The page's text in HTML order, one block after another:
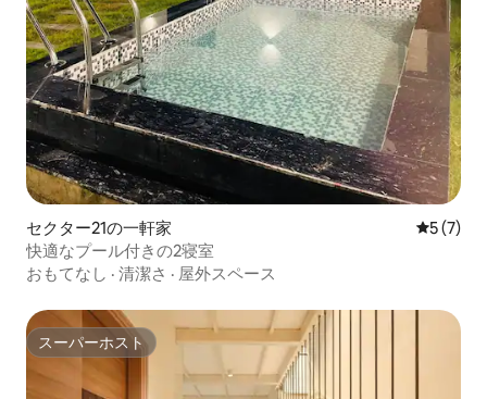
セクター21の一軒家 レビュー
5 (7)
快適なプール付きの2寝室
おもてなし · 清潔さ · 屋外スペース
スーパーホスト
スーパーホスト